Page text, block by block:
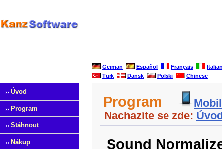
German Español Français
Türk
Dansk Polski Chinese
›› Úvod
›› Program
›› Stáhnout
›› Nákup
Program
Nachazíte se zde:
Sound